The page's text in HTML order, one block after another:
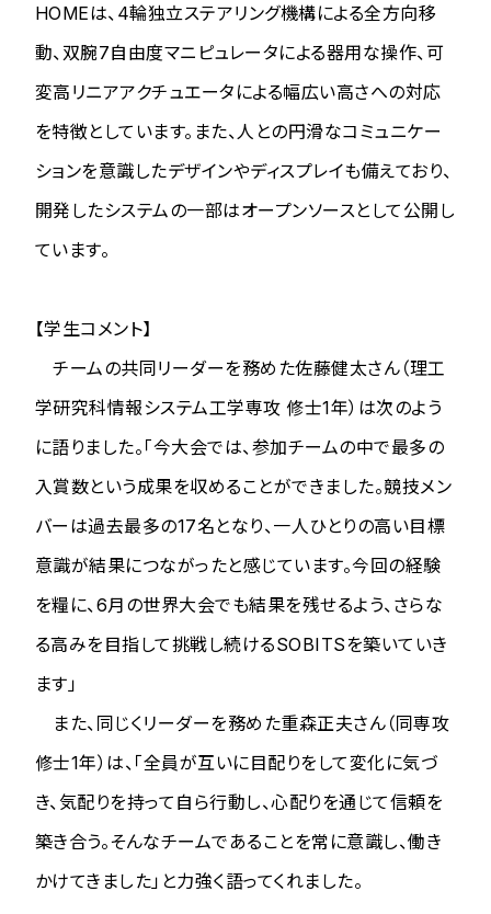
HOMEは、4輪独立ステアリング機構による全方向移
動、双腕7自由度マニピュレータによる器用な操作、可
変高リニアアクチュエータによる幅広い高さへの対応
を特徴としています。また、人との円滑なコミュニケー
ションを意識したデザインやディスプレイも備えており、
開発したシステムの一部はオープンソースとして公開し
ています。
【学生コメント】
チームの共同リーダーを務めた佐藤健太さん（理工
学研究科情報システム工学専攻 修士1年）は次のよう
に語りました。「今大会では、参加チームの中で最多の
入賞数という成果を収めることができました。競技メン
バーは過去最多の17名となり、一人ひとりの高い目標
意識が結果につながったと感じています。今回の経験
を糧に、6月の世界大会でも結果を残せるよう、さらな
る高みを目指して挑戦し続けるSOBITSを築いていき
ます」
また、同じくリーダーを務めた重森正夫さん（同専攻
修士1年）は、「全員が互いに目配りをして変化に気づ
き、気配りを持って自ら行動し、心配りを通じて信頼を
築き合う。そんなチームであることを常に意識し、働き
かけてきました」と力強く語ってくれました。